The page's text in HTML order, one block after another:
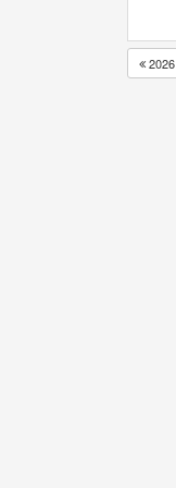
2026